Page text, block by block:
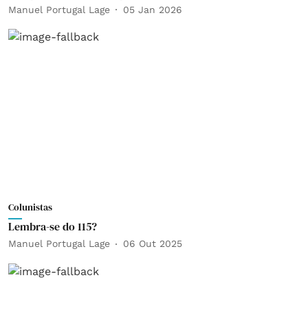
Manuel Portugal Lage 05 Jan 2026
Colunistas
Lembra-se do 115?
Manuel Portugal Lage 06 Out 2025